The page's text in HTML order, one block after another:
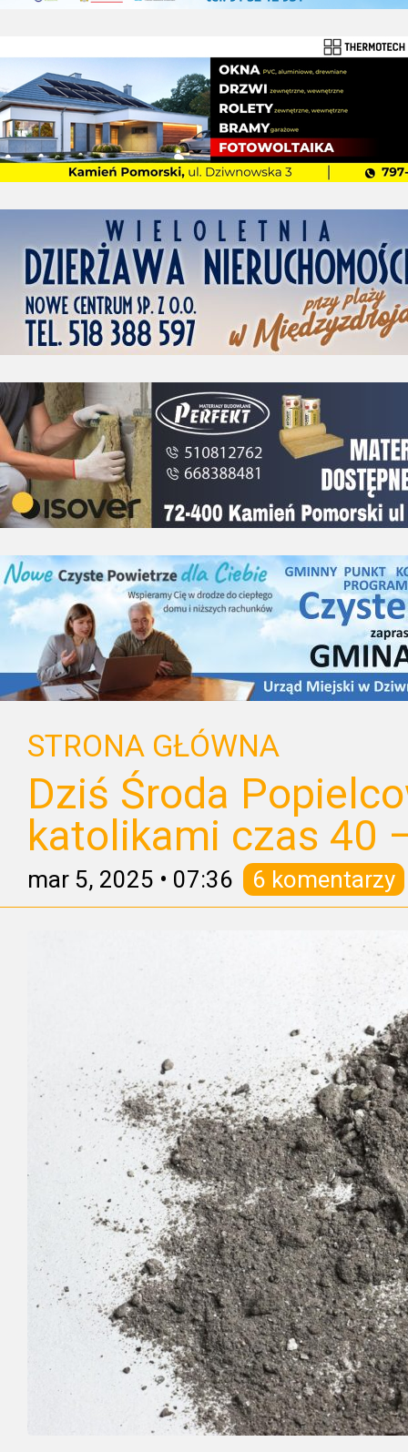
STRONA GŁÓWNA
Dziś Środa
katolikami czas 40
mar 5, 2025 • 07:36 6 komentarzy